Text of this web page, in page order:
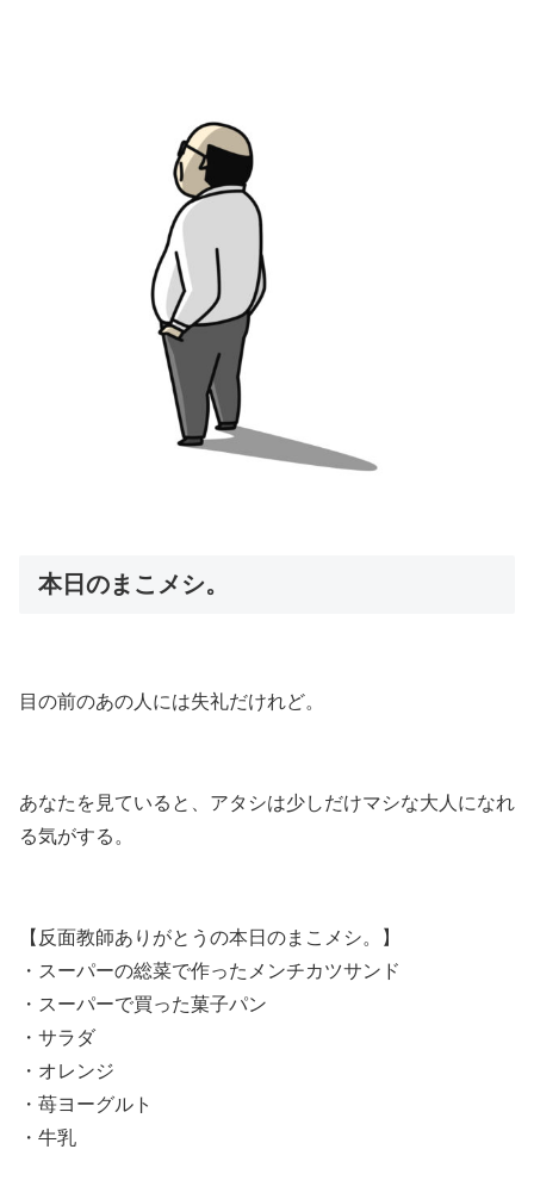
本日のまこメシ。
目の前のあの人には失礼だけれど。
あなたを見ていると、アタシは少しだけマシな大人になれ
る気がする。
【反面教師ありがとうの本日のまこメシ。】
・スーパーの総菜で作ったメンチカツサンド
・スーパーで買った菓子パン
・サラダ
・オレンジ
・苺ヨーグルト
・牛乳